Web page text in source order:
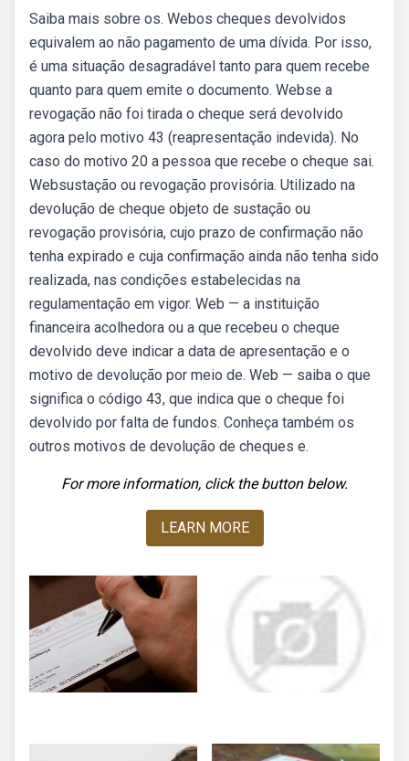
Saiba mais sobre os. Webos cheques devolvidos
equivalem ao não pagamento de uma dívida. Por isso,
é uma situação desagradável tanto para quem recebe
quanto para quem emite o documento. Webse a
revogação não foi tirada o cheque será devolvido
agora pelo motivo 43 (reapresentação indevida). No
caso do motivo 20 a pessoa que recebe o cheque sai.
Websustação ou revogação provisória. Utilizado na
devolução de cheque objeto de sustação ou
revogação provisória, cujo prazo de confirmação não
tenha expirado e cuja confirmação ainda não tenha sido
realizada, nas condições estabelecidas na
regulamentação em vigor. Web — a instituição
financeira acolhedora ou a que recebeu o cheque
devolvido deve indicar a data de apresentação e o
motivo de devolução por meio de. Web — saiba o que
significa o código 43, que indica que o cheque foi
devolvido por falta de fundos. Conheça também os
outros motivos de devolução de cheques e.
For more information, click the button below.
LEARN MORE